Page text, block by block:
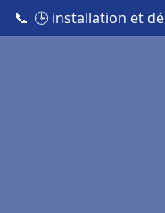
📞 🕒 installation et